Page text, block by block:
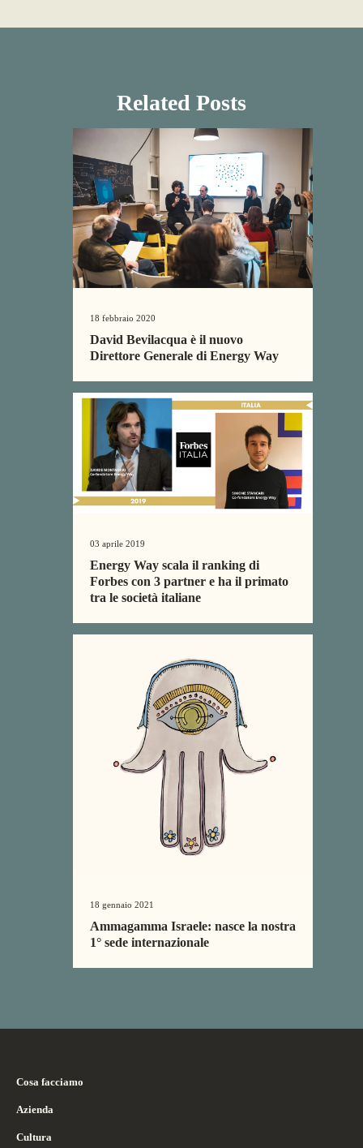
Related Posts
18 febbraio 2020
David Bevilacqua è il nuovo
Direttore Generale di Energy Way
03 aprile 2019
Energy Way scala il ranking di
Forbes con 3 partner e ha il primato
tra le società italiane
18 gennaio 2021
Ammagamma Israele: nasce la nostra
1° sede internazionale
Cosa facciamo
Casi Studio
Azienda
Cultura